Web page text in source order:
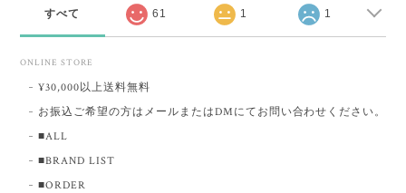
すべて 61 1 1
ONLINE STORE
¥30,000以上送料無料
お振込ご希望の方はメールまたはDMにてお問い合わせください。
■ALL
■BRAND LIST
■ORDER